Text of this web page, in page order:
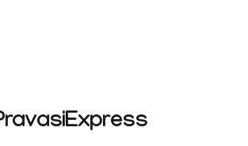
taken a new turn after Sangeetha